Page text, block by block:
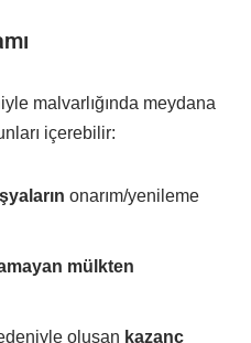
malvarlığında meydana
içerebilir:
onarım/yenileme
mülkten
oluşan kazanç